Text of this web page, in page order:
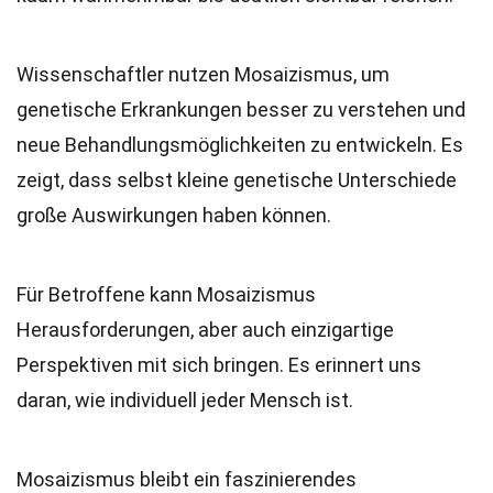
Wissenschaftler nutzen Mosaizismus, um
genetische Erkrankungen besser zu verstehen und
neue Behandlungsmöglichkeiten zu entwickeln. Es
zeigt, dass selbst kleine genetische Unterschiede
große Auswirkungen haben können.
Für Betroffene kann Mosaizismus
Herausforderungen, aber auch einzigartige
Perspektiven mit sich bringen. Es erinnert uns
daran, wie individuell jeder Mensch ist.
Mosaizismus bleibt ein faszinierendes